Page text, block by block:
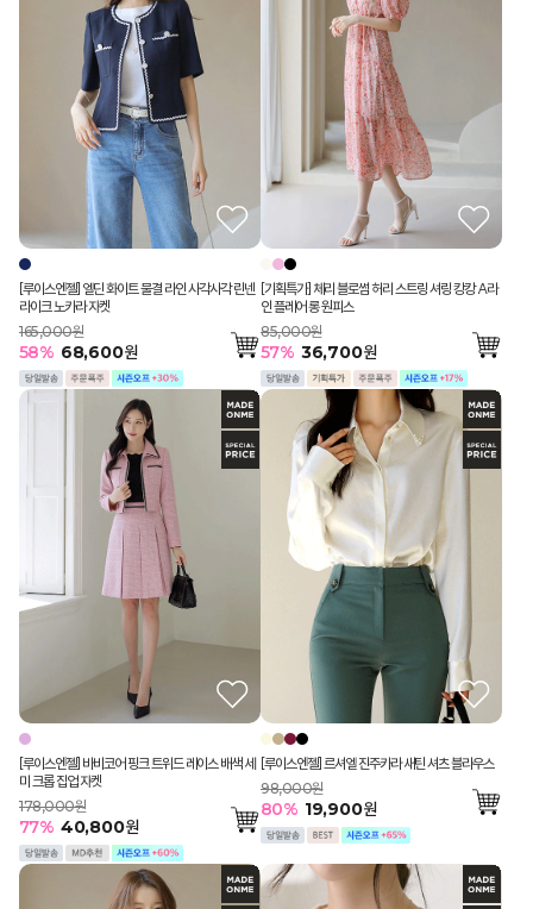
[루이스엔젤] 엘딘 화이트 물결 라인 사각사각 린넨
라이크 노카라 자켓
165,000원
58% 68,600원
[기획특가] 체리 블로썸 허리 스트링 셔링 캉캉 A라
인 플레어 롱 원피스
85,000원
57% 36,700원
[루이스엔젤] 바비코어 핑크 트위드 레이스 배색 세
미 크롭 집업 자켓
178,000원
77% 40,800원
[루이스엔젤] 르셔엘 진주카라 새틴 셔츠 블라우스
98,000원
80% 19,900원